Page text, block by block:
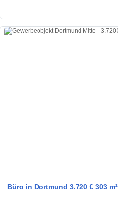
Büro in Dortmund 3.720 € 303 m²